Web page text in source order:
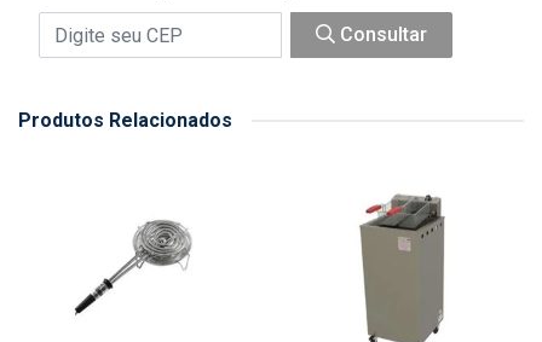
Consultar
Produtos Relacionados